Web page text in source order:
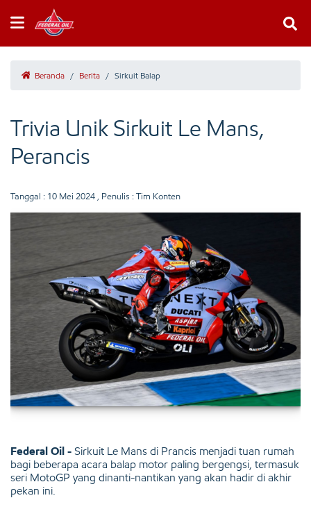
Beranda / Berita / Sirkuit Balap
Trivia Unik Sirkuit Le Mans,
Perancis
Tanggal : 10 Mei 2024 , Penulis : Tim Konten
Federal Oil - Sirkuit Le Mans di Prancis menjadi tuan rumah
bagi beberapa acara balap motor paling bergengsi, termasuk
seri MotoGP yang dinanti-nantikan yang akan hadir di akhir
pekan ini.